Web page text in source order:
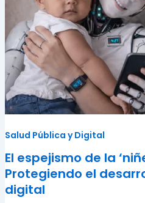
Salud Pública y Digital
El espejismo de la
Protegiendo el
digital